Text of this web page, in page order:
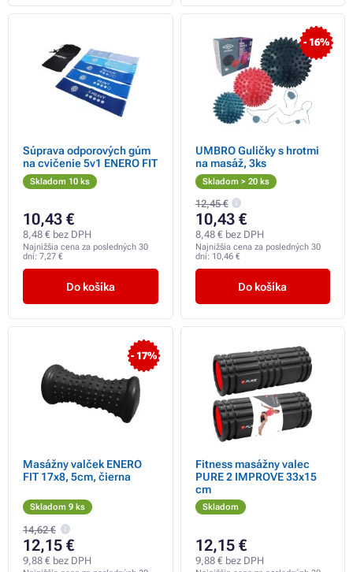
Súprava odporových gúm
na cvičenie 5v1 ENERO FIT
Skladom 10 ks
10,43 €
8,48 € bez DPH
Najnižšia cena za posledných 30
dní: 7,27 €
Do košíka
- 16%
UMBRO Guličky s hrotmi
na masáž, 3ks
Skladom > 20 ks
12,45 €
10,43 €
8,48 € bez DPH
Najnižšia cena za posledných 30
dní: 10,46 €
Do košíka
- 17%
Masážny valček ENERO
FIT 17x8, 5cm, čierna
Skladom 9 ks
14,62 €
12,15 €
9,88 € bez DPH
Fitness masážny valec
PURE 2 IMPROVE 33x15
cm
Skladom
12,15 €
9,88 € bez DPH